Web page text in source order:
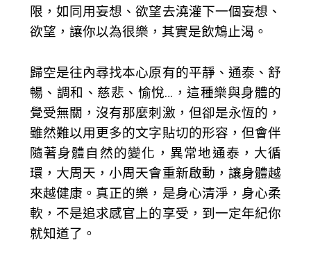
限，如同用妄想、欲望去澆灌下一個妄想、
欲望，讓你以為很樂，其實是飲鴆止渴。
歸空是往內尋找本心原有的平靜、通泰、舒
暢、調和、慈悲、愉悅…，這種樂與身體的
覺受無關，沒有那麼刺激，但卻是永恆的，
雖然難以用更多的文字貼切的形容，但會伴
隨著身體自然的變化，異常地通泰，大循
環，大周天，小周天會重新啟動，讓身體越
來越健康。真正的樂，是身心清淨，身心柔
軟，不是追求感官上的享受，到一定年紀你
就知道了。